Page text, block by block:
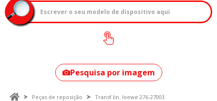
Como encontrar
o seu modelo?
Pesquisa por imagem
Peças de reposição Transf.lin. loewe 276-27003